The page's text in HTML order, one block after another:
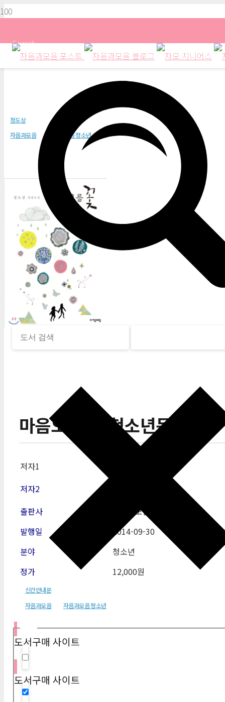
Search
마음오를 꽃(청소년문학48)
정도상
자음과모음
자음과모음 청소년
마음오를 꽃(청소년문학48)
저자1
저자2
출판사
자음과모음
발행일
2014-09-30
분야
청소년
정가
12,000원
신간안내문
자음과모음
자음과모음 청소년
도서구매 사이트
도서구매 사이트